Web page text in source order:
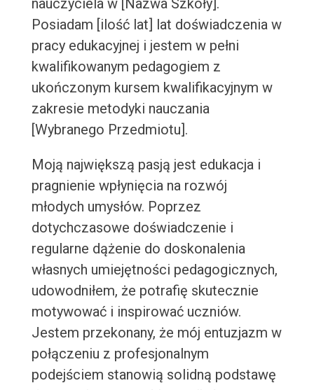
nauczyciela w [Nazwa Szkoły].
Posiadam [ilość lat] lat doświadczenia w
pracy edukacyjnej i jestem w pełni
kwalifikowanym pedagogiem z
ukończonym kursem kwalifikacyjnym w
zakresie metodyki nauczania
[Wybranego Przedmiotu].
Moją największą pasją jest edukacja i
pragnienie wpłynięcia na rozwój
młodych umysłów. Poprzez
dotychczasowe doświadczenie i
regularne dążenie do doskonalenia
własnych umiejętności pedagogicznych,
udowodniłem, że potrafię skutecznie
motywować i inspirować uczniów.
Jestem przekonany, że mój entuzjazm w
połączeniu z profesjonalnym
podejściem stanowią solidną podstawę